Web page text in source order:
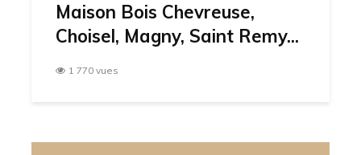
Maison Bois Chevreuse,
Choisel, Magny, Saint Remy...
1 770 vues